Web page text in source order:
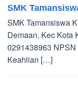
SMK
SMK Tamansiswa
Demaan, Kec Kota
0291438963
Keahlian […]